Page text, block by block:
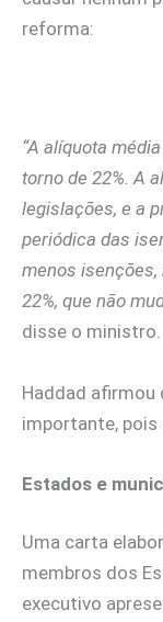
reforma:
“A alíquota
torno de 22%. A
legislações, e a
periódica das
menos isenções,
22%, que não
disse o ministro.
Haddad afirmou
importante, pois
Estados e
Uma carta
membros dos
executivo